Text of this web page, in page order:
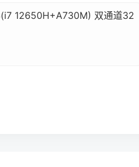
12650H+A730M) 双通道32